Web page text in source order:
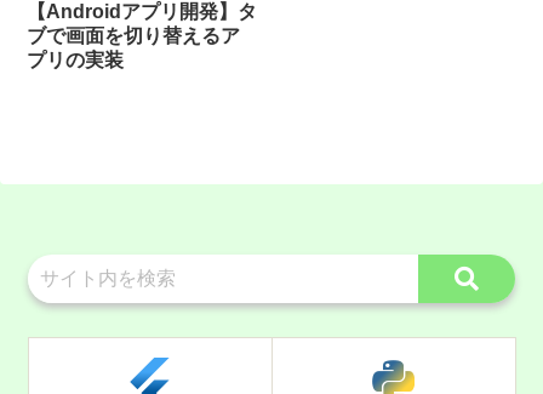
【Androidアプリ開発】タ
ブで画面を切り替えるア
プリの実装